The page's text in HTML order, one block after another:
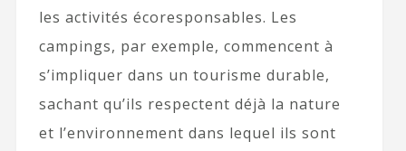
les activités écoresponsables. Les
campings, par exemple, commencent à
s’impliquer dans un tourisme durable,
sachant qu’ils respectent déjà la nature
et l’environnement dans lequel ils sont